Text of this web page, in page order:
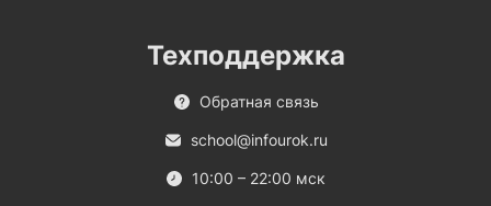
Техподдержка
Обратная связь
school@infourok.ru
10:00 – 22:00 мск